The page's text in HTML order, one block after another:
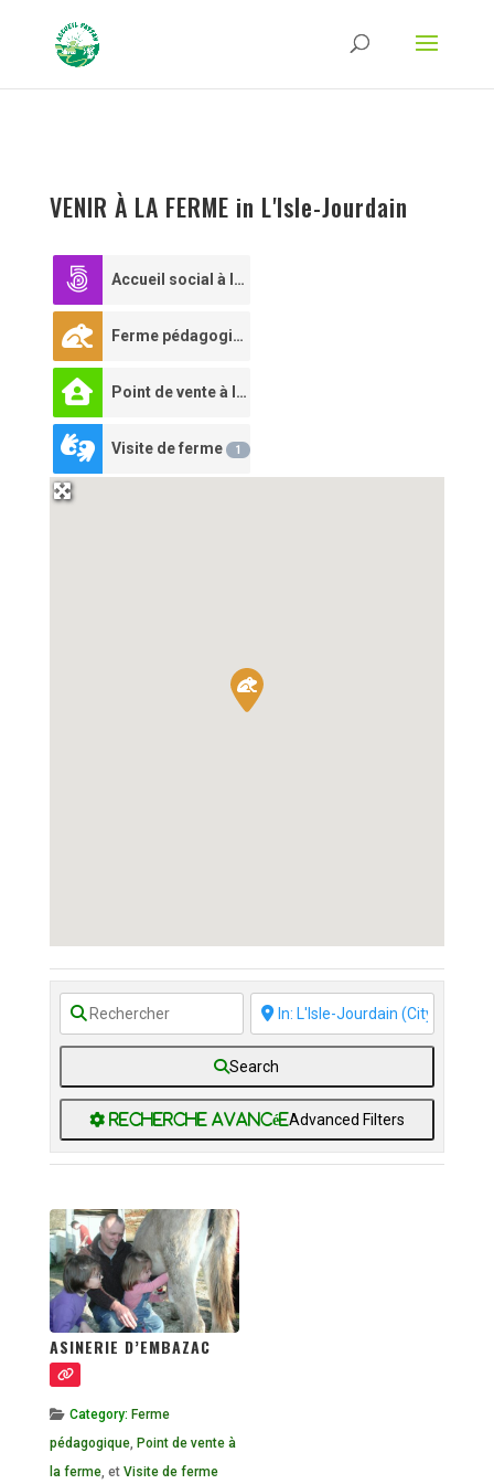
Type-Options Referrer-Policy Permissions-Policy
ga('require', 'GTM-TFCVLFN');
VENIR À LA FERME in L'Isle-Jourdain
Accueil social à la journée
Ferme pédagogique
Point de vente à la ferme
Visite de ferme 1
Search
Advanced Filters
ASINERIE D’EMBAZAC
Category:Ferme
pédagogique, Point de vente à
la ferme, et Visite de ferme